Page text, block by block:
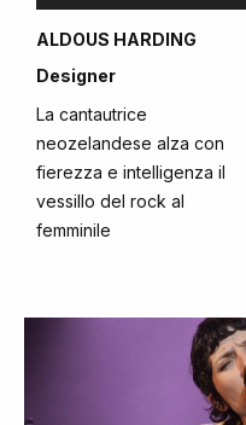
ALDOUS HARDING
Designer
La cantautrice
neozelandese alza con
fierezza e intelligenza il
vessillo del rock al
femminile